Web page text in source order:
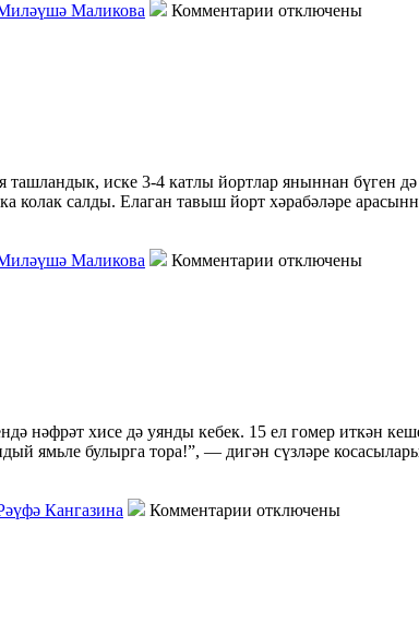
Маликова
Комментарии отключены
ташландык, иске 3-4 катлы йортлар яныннан бүген
колак салды. Елаган тавыш йорт хәрабәләре
Маликова
Комментарии отключены
нәфрәт хисе дә уянды кебек. 15 ел гомер иткән
ямьле булырга тора!”, — дигән сүзләре
Кангазина
Комментарии отключены